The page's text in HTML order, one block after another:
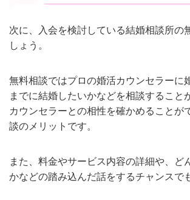
次に、入会を検討している結婚相談所の
しょう。
無料相談ではプロの婚活カウンセラーに
までに結婚したいかなどを相談すること
カウンセラーとの相性を確かめることが
談のメリットです。
また、料金やサービス内容の詳細や、ど
かなどの踏み込んだ話をするチャンスで